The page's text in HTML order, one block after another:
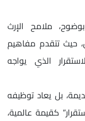
ملامح الإرث
تتقدم مفاهيم
الذي يواجه
بل يعاد توظيفه
كقيمة عالمية،